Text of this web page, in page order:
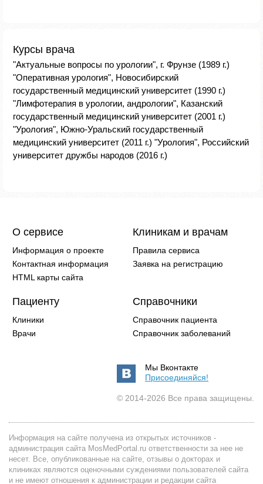
Курсы врача
"Актуальные вопросы по урологии", г. Фрунзе (1989 г.)
"Оперативная урология", Новосибирский
государственный медицинский университет (1990 г.)
"Лимфотерапия в урологии, андрологии", Казанский
государственный медицинский университет (2001 г.)
"Урология", Южно-Уральский государственный
медицинский университет (2011 г.) "Урология", Российский
университет дружбы народов (2016 г.)
О сервисе
Информация о проекте
Контактная информация
HTML карты сайта
Клиникам и врачам
Правила сервиса
Заявка на регистрацию
Пациенту
Клиники
Врачи
Справочники
Справочник пациента
Справочник заболеваний
Мы Вконтакте
Присоединяйся!
© 2014-2026 Все права защищены.
Информация на сайте получена из открытых источников -
администрация сайта MosMedPortal.ru ответственности за нее не
несет. Все, опубликованные на сайте, отзывы о докторах и
клиниках являются оценочными суждениями пользователей сайта
и не имеют отношения к администрации и редакции сайта